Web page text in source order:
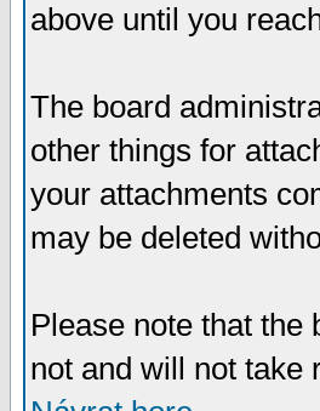
above until you
The board
other things for
your attachments
may be deleted
Please note that
not and will not take